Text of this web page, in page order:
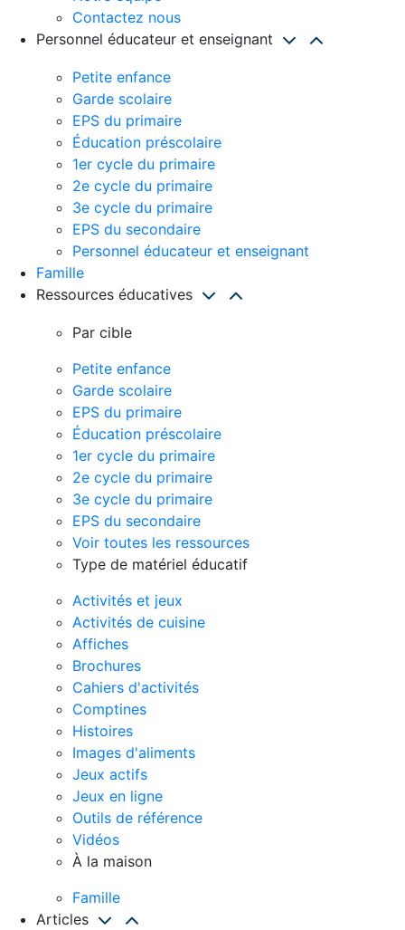
Contactez nous
Personnel éducateur et enseignant
Petite enfance
Garde scolaire
EPS du primaire
Éducation préscolaire
1er cycle du primaire
2e cycle du primaire
3e cycle du primaire
EPS du secondaire
Personnel éducateur et enseignant
Famille
Ressources éducatives
Par cible
Petite enfance
Garde scolaire
EPS du primaire
Éducation préscolaire
1er cycle du primaire
2e cycle du primaire
3e cycle du primaire
EPS du secondaire
Voir toutes les ressources
Type de matériel éducatif
Activités et jeux
Activités de cuisine
Affiches
Brochures
Cahiers d'activités
Comptines
Histoires
Images d'aliments
Jeux actifs
Jeux en ligne
Outils de référence
Vidéos
À la maison
Famille
Articles